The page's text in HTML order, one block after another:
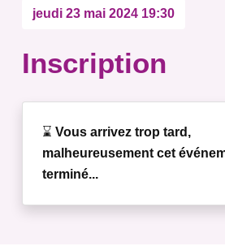
jeudi 23 mai 2024 19:30
Inscription
⌛ Vous arrivez trop tard,
malheureusement cet
terminé...